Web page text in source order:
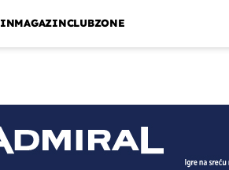
INMAGAZINCLUBZONE